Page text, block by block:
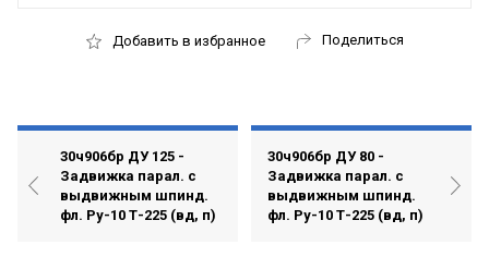
Добавить в избранное Поделиться
30ч906бр ДУ 125 -
Задвижка парал. с
выдвижным шпинд.
фл. Ру-10 Т-225 (вд, п)
30ч906бр ДУ 80 -
Задвижка парал. с
выдвижным шпинд.
фл. Ру-10 Т-225 (вд, п)